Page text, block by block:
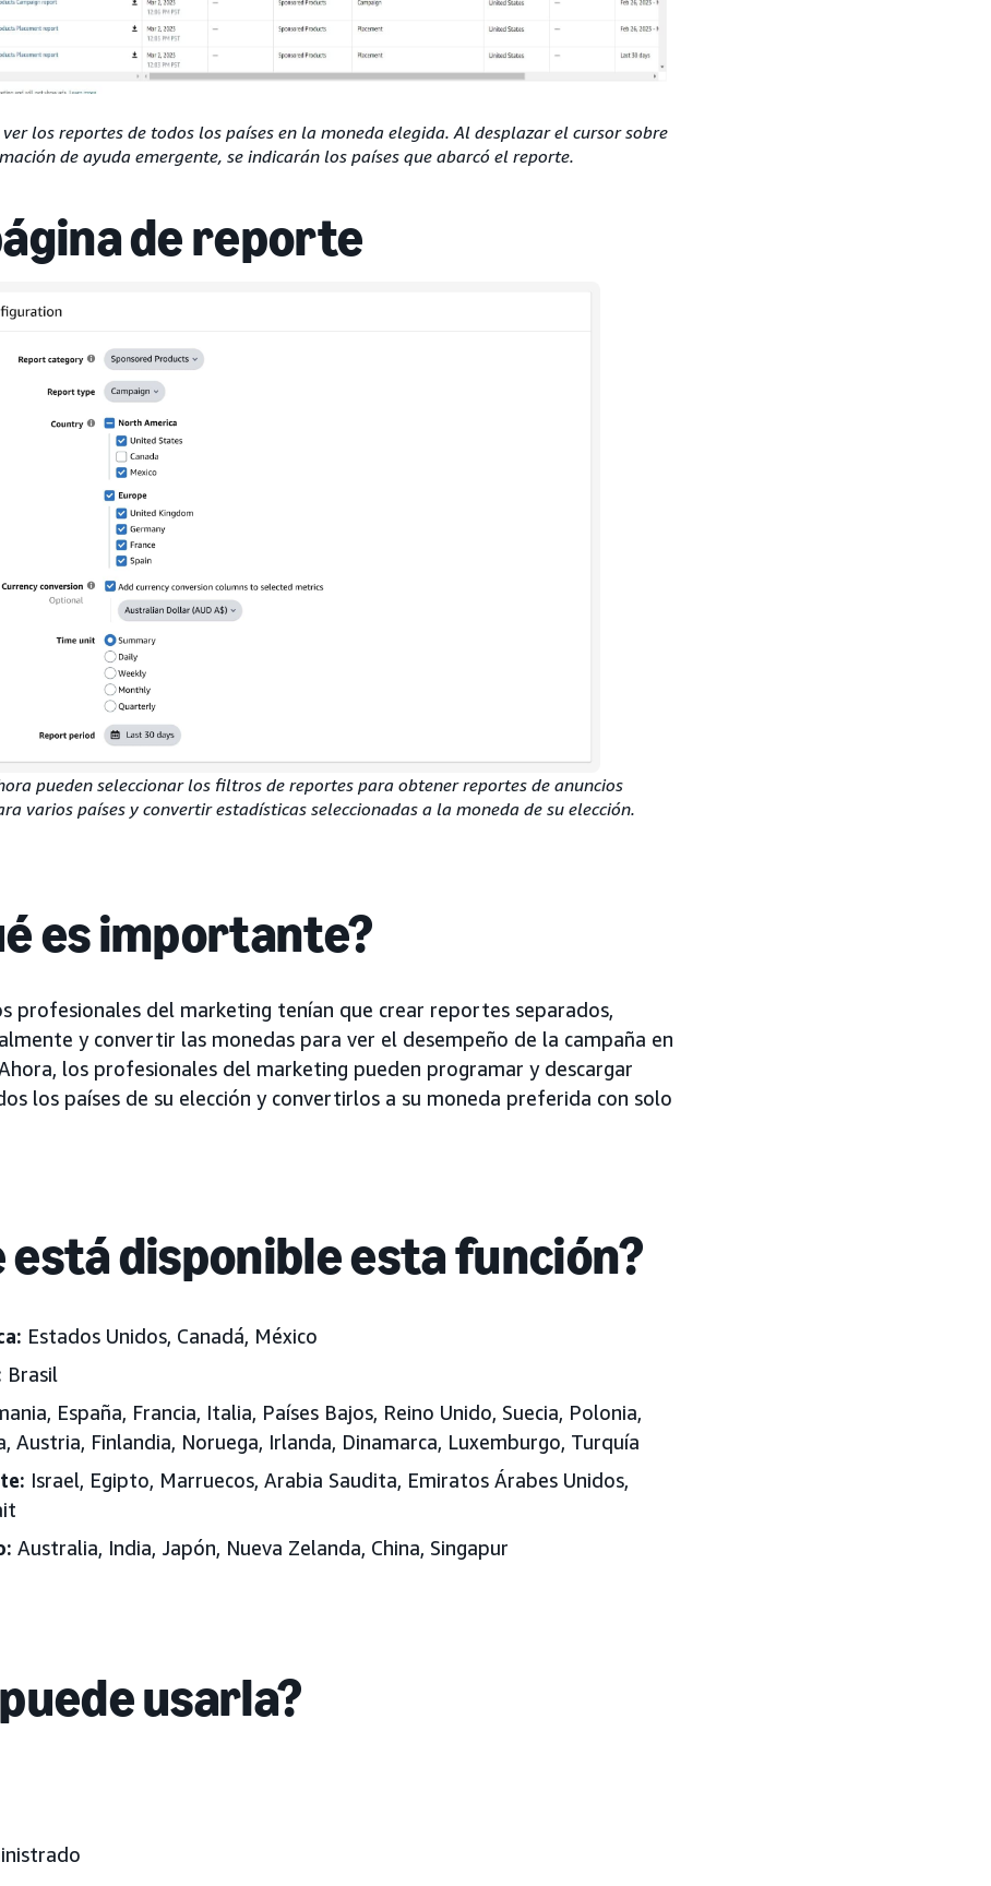
los reportes de todos los países en la moneda elegida. Al desplazar el cursor sobre
de ayuda emergente, se indicarán los países que abarcó el reporte.
de reporte
pueden seleccionar los filtros de reportes para obtener reportes de anuncios
varios países y convertir estadísticas seleccionadas a la moneda de su elección.
es importante?
profesionales del marketing tenían que crear reportes separados,
y convertir las monedas para ver el desempeño de la campaña en
los profesionales del marketing pueden programar y descargar
los países de su elección y convertirlos a su moneda preferida con solo
está disponible esta función?
Estados Unidos, Canadá, México
Brasil
España, Francia, Italia, Países Bajos, Reino Unido, Suecia, Polonia,
Austria, Finlandia, Noruega, Irlanda, Dinamarca, Luxemburgo, Turquía
Israel, Egipto, Marruecos, Arabia Saudita, Emiratos Árabes Unidos,
Australia, India, Japón, Nueva Zelanda, China, Singapur
usarla?